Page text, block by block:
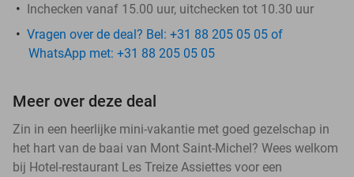
Inchecken vanaf 15.00 uur, uitchecken tot 10.30 uur
Vragen over de deal? Bel: +31 88 205 05 05 of
WhatsApp met: +31 88 205 05 05
Meer over deze deal
Zin in een heerlijke mini-vakantie met goed gezelschap in
het hart van de baai van Mont Saint-Michel? Wees welkom
bij Hotel-restaurant Les Treize Assiettes voor een